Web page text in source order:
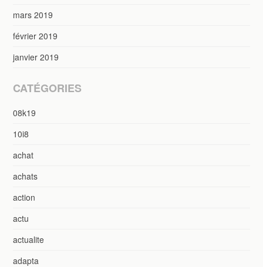
mars 2019
février 2019
janvier 2019
CATÉGORIES
08k19
10i8
achat
achats
action
actu
actualite
adapta